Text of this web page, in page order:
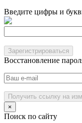
Введите цифры и
Зарегистрироваться
Восстановление
Получить ссылку на
×
Поиск по сайту